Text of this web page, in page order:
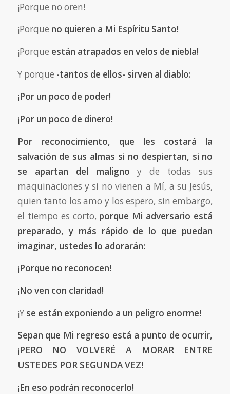
¡Porque no oren!
¡Porque no quieren a Mi Espíritu Santo!
¡Porque están atrapados en velos de niebla!
Y porque -tantos de ellos- sirven al diablo:
¡Por un poco de poder!
¡Por un poco de dinero!
Por reconocimiento, que les costará la
salvación de sus almas si no despiertan, si no
se apartan del maligno y de todas sus
maquinaciones y si no vienen a Mí, a su Jesús,
quien tanto los amo y los espero, sin embargo,
el tiempo es corto, porque Mi adversario está
preparado, y más rápido de lo que puedan
imaginar, ustedes lo adorarán:
¡Porque no reconocen!
¡No ven con claridad!
¡Y se están exponiendo a un peligro enorme!
Sepan que Mi regreso está a punto de ocurrir,
¡PERO NO VOLVERÉ A MORAR ENTRE
USTEDES POR SEGUNDA VEZ!
¡En eso podrán reconocerlo!